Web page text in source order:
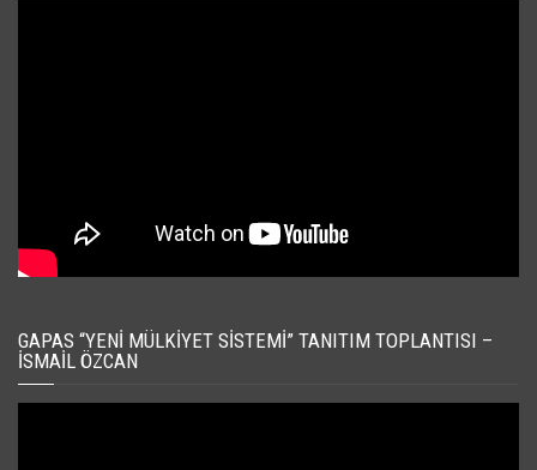
GAPAS “YENI MÜLKIYET SISTEMI” TANITIM TOPLANTISI –
İSMAIL ÖZCAN